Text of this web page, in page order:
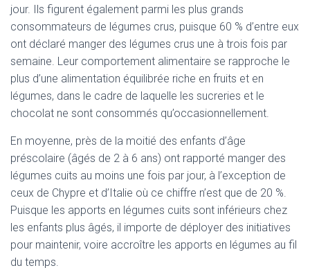
jour. Ils figurent également parmi les plus grands
consommateurs de légumes crus, puisque 60 % d’entre eux
ont déclaré manger des légumes crus une à trois fois par
semaine. Leur comportement alimentaire se rapproche le
plus d’une alimentation équilibrée riche en fruits et en
légumes, dans le cadre de laquelle les sucreries et le
chocolat ne sont consommés qu’occasionnellement.
En moyenne, près de la moitié des enfants d’âge
préscolaire (âgés de 2 à 6 ans) ont rapporté manger des
légumes cuits au moins une fois par jour, à l’exception de
ceux de Chypre et d’Italie où ce chiffre n’est que de 20 %.
Puisque les apports en légumes cuits sont inférieurs chez
les enfants plus âgés, il importe de déployer des initiatives
pour maintenir, voire accroître les apports en légumes au fil
du temps.